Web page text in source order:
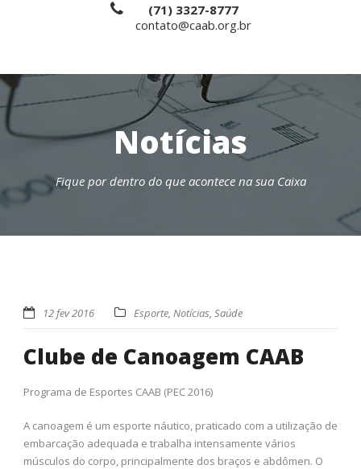
(71) 3327-8777
contato@caab.org.br
Notícias
Fique por dentro do que acontece na sua Caixa
12 fev 2016 Esporte, Notícias, Saúde
Clube de Canoagem CAAB
Programa de Esportes CAAB (PEC 2016)
A canoagem é um esporte náutico, praticado com a utilização de
embarcação adequada e trabalha intensamente vários
músculos do corpo, principalmente dos braços e abdômen. O